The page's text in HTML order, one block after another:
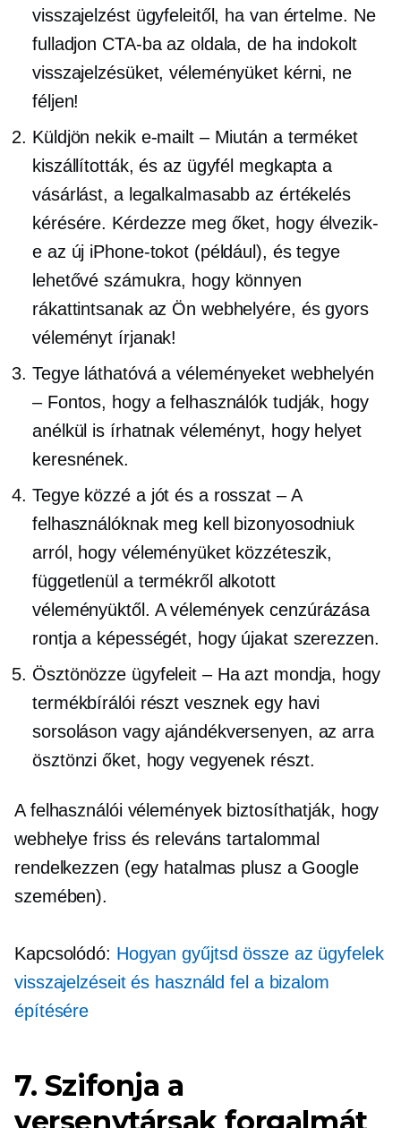
visszajelzést ügyfeleitől, ha van értelme. Ne
fulladjon CTA-ba az oldala, de ha indokolt
visszajelzésüket, véleményüket kérni, ne
féljen!
Küldjön nekik e-mailt – Miután a terméket
kiszállították, és az ügyfél megkapta a
vásárlást, a legalkalmasabb az értékelés
kérésére. Kérdezze meg őket, hogy élvezik-
e az új iPhone-tokot (például), és tegye
lehetővé számukra, hogy könnyen
rákattintsanak az Ön webhelyére, és gyors
véleményt írjanak!
Tegye láthatóvá a véleményeket webhelyén
– Fontos, hogy a felhasználók tudják, hogy
anélkül is írhatnak véleményt, hogy helyet
keresnének.
Tegye közzé a jót és a rosszat – A
felhasználóknak meg kell bizonyosodniuk
arról, hogy véleményüket közzéteszik,
függetlenül a termékről alkotott
véleményüktől. A vélemények cenzúrázása
rontja a képességét, hogy újakat szerezzen.
Ösztönözze ügyfeleit – Ha azt mondja, hogy
termékbírálói részt vesznek egy havi
sorsoláson vagy ajándékversenyen, az arra
ösztönzi őket, hogy vegyenek részt.
A felhasználói vélemények biztosíthatják, hogy
webhelye friss és releváns tartalommal
rendelkezzen (egy hatalmas plusz a Google
szemében).
Kapcsolódó: Hogyan gyűjtsd össze az ügyfelek
visszajelzéseit és használd fel a bizalom
építésére
7. Szifonja a